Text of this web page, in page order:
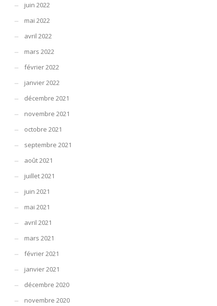
juin 2022
mai 2022
avril 2022
mars 2022
février 2022
janvier 2022
décembre 2021
novembre 2021
octobre 2021
septembre 2021
août 2021
juillet 2021
juin 2021
mai 2021
avril 2021
mars 2021
février 2021
janvier 2021
décembre 2020
novembre 2020